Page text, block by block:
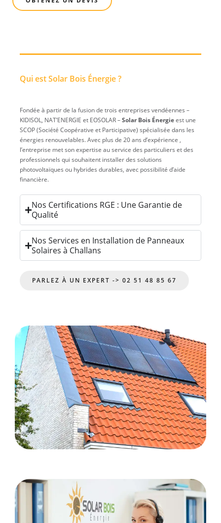
Qui est Solar Bois Énergie ?
Fondée à partir de la fusion de trois entreprises vendéennes –
KIDISOL, NAT’ENERGIE et EOSOLAR –Solar Bois Énergieest une
SCOP (Société Coopérative et Participative) spécialisée dans les
énergies renouvelables. Avec plus de 20 ans d’expérience ,
l’entreprise met son expertise au service des particuliers et des
professionnels qui souhaitent installer des solutions
photovoltaïques ou hybrides durables, avec possibilité d’aide
financière.
Nos Certifications RGE : Une Garantie de
Qualité
Nos Services en Installation de Panneaux
Solaires à Challans
PARLEZ À UN EXPERT -> 02 51 48 85 67